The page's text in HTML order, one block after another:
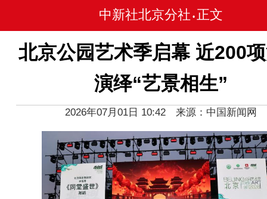
中新社北京分社 • 正文
北京公园艺术季启幕 近200
演绎“艺景相生”
2026年07月01日 10:42 来源：中国新闻网